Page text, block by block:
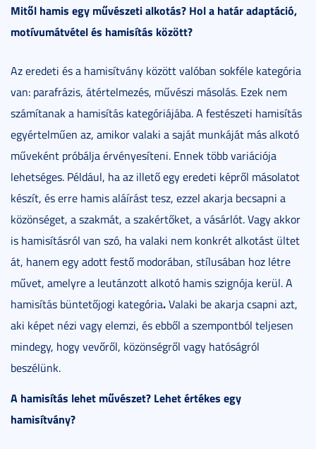
Mitől hamis egy művészeti alkotás? Hol a határ adaptáció,
motívumátvétel és hamisítás között?
Az eredeti és a hamisítvány között valóban sokféle kategória
van: parafrázis, átértelmezés, művészi másolás. Ezek nem
számítanak a hamisítás kategóriájába. A festészeti hamisítás
egyértelműen az, amikor valaki a saját munkáját más alkotó
műveként próbálja érvényesíteni. Ennek több variációja
lehetséges. Például, ha az illető egy eredeti képről másolatot
készít, és erre hamis aláírást tesz, ezzel akarja becsapni a
közönséget, a szakmát, a szakértőket, a vásárlót. Vagy akkor
is hamisításról van szó, ha valaki nem konkrét alkotást ültet
át, hanem egy adott festő modorában, stílusában hoz létre
művet, amelyre a leutánzott alkotó hamis szignója kerül. A
hamisítás büntetőjogi kategória.Valaki be akarja csapni azt,
aki képet nézi vagy elemzi, és ebből a szempontból teljesen
mindegy, hogy vevőről, közönségről vagy hatóságról
beszélünk.
A hamisítás lehet művészet? Lehet értékes egy
hamisítvány?